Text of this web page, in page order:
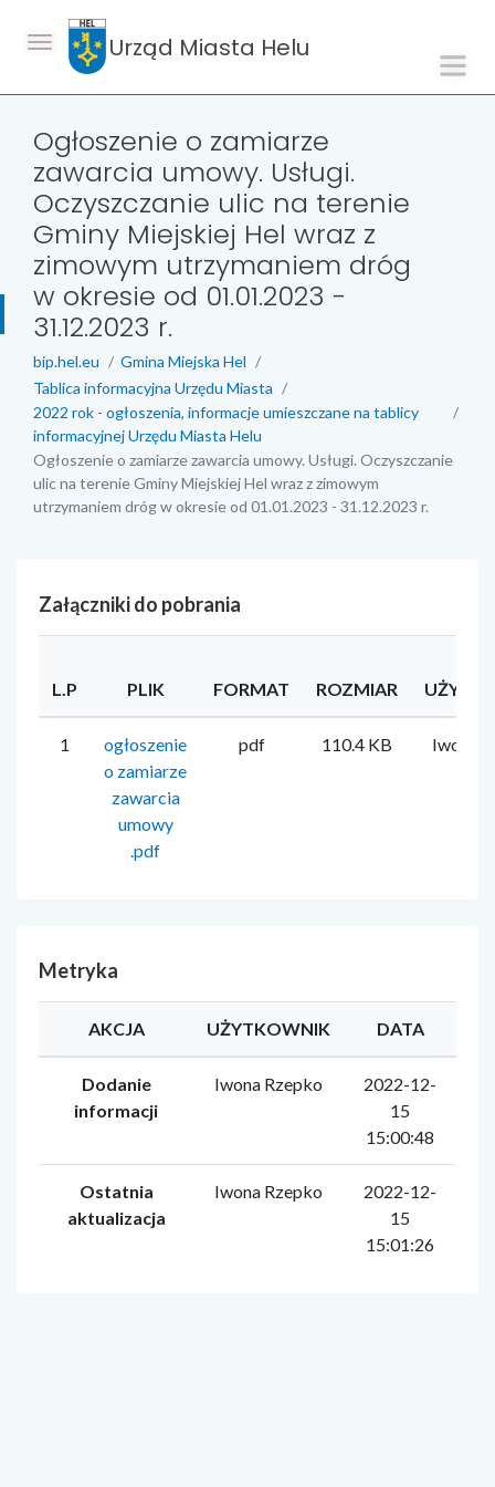
Urząd Miasta Helu
Ogłoszenie o zamiarze
zawarcia umowy. Usługi.
Oczyszczanie ulic na terenie
Gminy Miejskiej Hel wraz z
zimowym utrzymaniem dróg
w okresie od 01.01.2023 -
31.12.2023 r.
bip.hel.eu
Gmina Miejska Hel
Tablica informacyjna Urzędu Miasta
2022 rok - ogłoszenia, informacje umieszczane na tablicy
informacyjnej Urzędu Miasta Helu
Ogłoszenie o zamiarze zawarcia umowy. Usługi. Oczyszczanie
ulic na terenie Gminy Miejskiej Hel wraz z zimowym
utrzymaniem dróg w okresie od 01.01.2023 - 31.12.2023 r.
Załączniki do pobrania
L.P PLIK FORMAT ROZMIAR
1
ogłoszenie
o zamiarze
zawarcia
umowy
.pdf
pdf 110.4 KB Iwona
Metryka
AKCJA UŻYTKOWNIK DATA
Dodanie
informacji
Iwona Rzepko
2022-12-
15
15:00:48
Ostatnia
aktualizacja
Iwona Rzepko
2022-12-
15
15:01:26